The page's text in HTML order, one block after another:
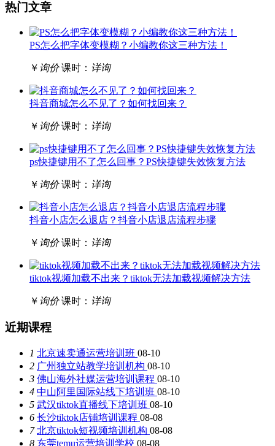
热门文章
PS怎么把字体变模糊？小编教你这三种方法！
￥ 询价 课时： 详询
抖音商城怎么不见了？如何找回来？
￥ 询价 课时： 详询
ps快捷键用不了怎么回事？PS快捷键失效恢复方法
￥ 询价 课时： 详询
抖音小店怎么退店？抖音小店退店流程步骤
￥ 询价 课时： 详询
tiktok视频加载不出来？tiktok无法加载视频解决方法
￥ 询价 课时： 详询
近期课程
1 北京速卖通运营培训班 08-10
2 广州独立站教学培训机构 08-10
3 佛山海外社媒运营培训课程 08-10
4 中山阿里国际站线下培训班 08-10
5 武汉tiktok直播线下培训班 08-10
6 长沙tiktok店铺培训课程 08-08
7 北京tiktok短视频培训机构 08-08
8 东莞temu运营培训学校 08-08